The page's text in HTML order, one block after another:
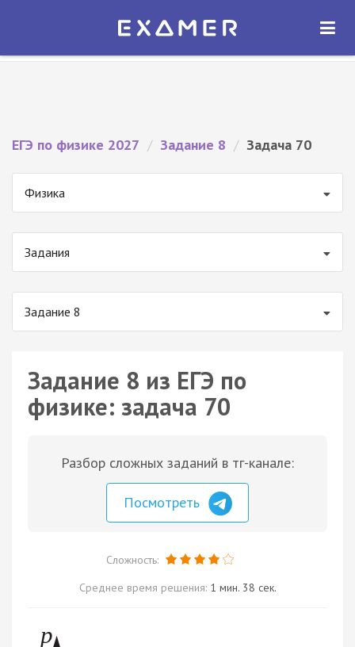
Экзамер — ЕГЭ 2027
ОТКРЫТЬ
ЕГЭ по физике 2027 / Задание 8 / Задача 70
Физика
Задания
Задание 8
Задание 8 из ЕГЭ по
физике: задача 70
Разбор сложных заданий в тг-канале:
Посмотреть
Сложность:
Среднее время решения: 1 мин. 38 сек.